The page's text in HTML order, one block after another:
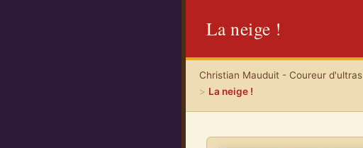
La neige !
Christian Mauduit - Coureur d'ultras
> La neige !